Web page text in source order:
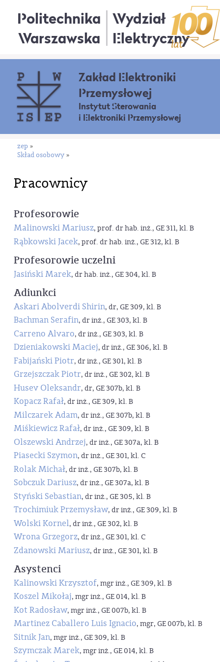
Politechnika
Warszawska
Wydział
Elektryczny
Zakład Elektroniki
Przemysłowej
Instytut Sterowania
i Elektroniki Przemysłowej
zep »
Skład osobowy »
Pracownicy
Profesorowie
Malinowski Mariusz, prof. dr hab. inż., GE 311, kl. B
Rąbkowski Jacek, prof. dr hab. inż., GE 312, kl. B
Profesorowie uczelni
Jasiński Marek, dr hab. inż., GE 304, kl. B
Adiunkci
Askari Abolverdi Shirin, dr, GE 309, kl. B
Bachman Serafin, dr inż., GE 303, kl. B
Carreno Alvaro, dr inż., GE 303, kl. B
Dzieniakowski Maciej, dr inż., GE 306, kl. B
Fabijański Piotr, dr inż., GE 301, kl. B
Grzejszczak Piotr, dr inż., GE 302, kl. B
Husev Oleksandr, dr, GE 307b, kl. B
Kopacz Rafał, dr inż., GE 309, kl. B
Milczarek Adam, dr inż., GE 307b, kl. B
Miśkiewicz Rafał, dr inż., GE 309, kl. B
Olszewski Andrzej, dr inż., GE 307a, kl. B
Piasecki Szymon, dr inż., GE 301, kl. C
Rolak Michał, dr inż., GE 307b, kl. B
Sobczuk Dariusz, dr inż., GE 307a, kl. B
Styński Sebastian, dr inż., GE 305, kl. B
Trochimiuk Przemysław, dr inż., GE 309, kl. B
Wolski Kornel, dr inż., GE 302, kl. B
Wrona Grzegorz, dr inż., GE 301, kl. C
Zdanowski Mariusz, dr inż., GE 301, kl. B
Asystenci
Kalinowski Krzysztof, mgr inż., GE 309, kl. B
Koszel Mikołaj, mgr inż., GE 014, kl. B
Kot Radosław, mgr inż., GE 007b, kl. B
Martinez Caballero Luis Ignacio, mgr, GE 007b, kl. B
Sitnik Jan, mgr inż., GE 309, kl. B
Szymczak Marek, mgr inż., GE 014, kl. B